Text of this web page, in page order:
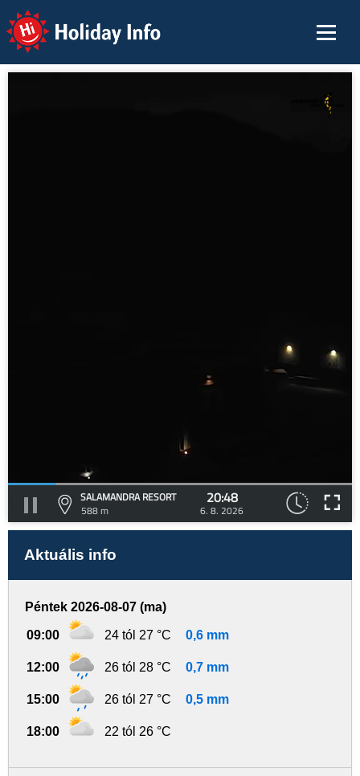
Holiday Info
SALAMANDRA RESORT
588 m
20:48
6. 8. 2026
Aktuális info
Péntek 2026-08-07 (ma)
09:00 24 tól 27 °C 0,6 mm
12:00 26 tól 28 °C 0,7 mm
15:00 26 tól 27 °C 0,5 mm
18:00 22 tól 26 °C